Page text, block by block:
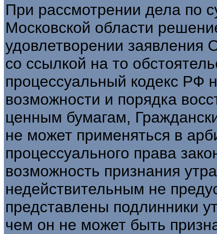
При рассмотрении дела по
Московской области
удовлетворении
со ссылкой на то
процессуальный кодекс РФ
возможности и порядка
ценным бумагам,
не может применяться в
процессуального права
возможность признания
недействительным не
представлены подлинники
чем он не может быть